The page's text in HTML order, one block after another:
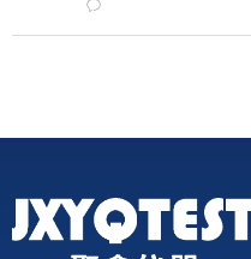
ꂖ